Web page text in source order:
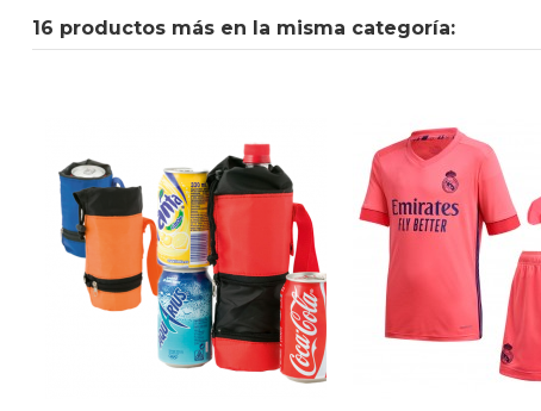
16 productos más en la misma categoría: